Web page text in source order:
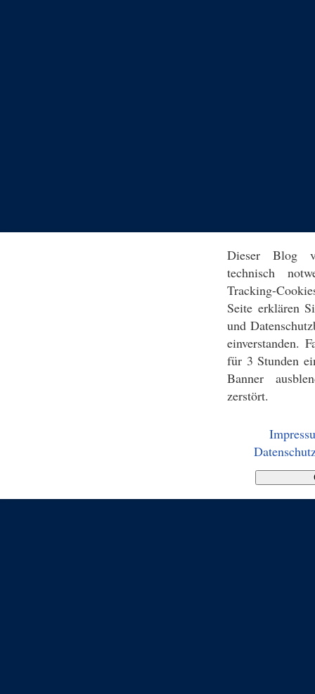
Dieser Blog
technisch
Tracking-
Seite erklären
und
einverstanden.
für 3 Stunden
Banner
zerstört.